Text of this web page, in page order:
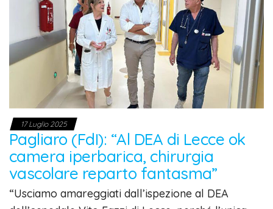
17 Luglio 2025
Pagliaro (FdI): “Al DEA di Lecce ok
camera iperbarica, chirurgia
vascolare reparto fantasma”
“Usciamo amareggiati dall’ispezione al DEA